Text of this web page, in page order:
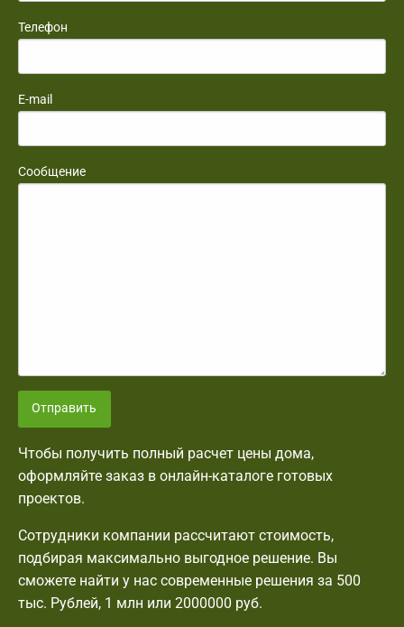
Телефон
E-mail
Сообщение
Отправить
Чтобы получить полный расчет цены дома,
оформляйте заказ в онлайн-каталоге готовых
проектов.
Сотрудники компании рассчитают стоимость,
подбирая максимально выгодное решение. Вы
сможете найти у нас современные решения за 500
тыс. Рублей, 1 млн или 2000000 руб.